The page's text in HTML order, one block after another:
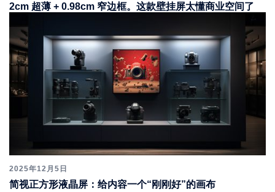
2cm 超薄 + 0.98cm 窄边框。这款壁挂屏太懂商业空间了
2025年12月5日
简视正方形液晶屏：给内容一个“刚刚好”的画布